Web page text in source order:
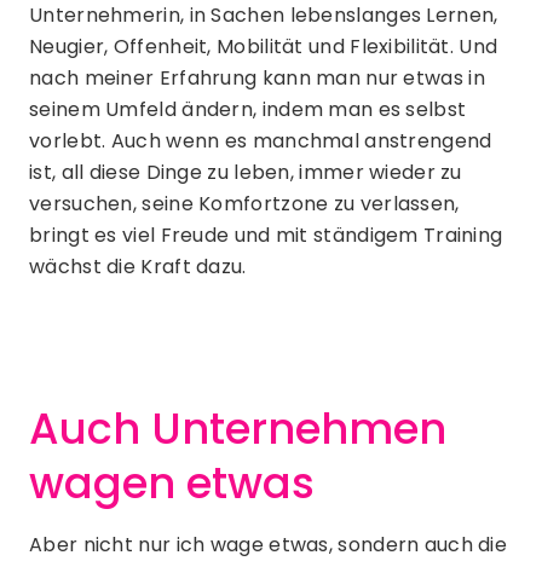
Unternehmerin, in Sachen lebenslanges Lernen,
Neugier, Offenheit, Mobilität und Flexibilität. Und
nach meiner Erfahrung kann man nur etwas in
seinem Umfeld ändern, indem man es selbst
vorlebt. Auch wenn es manchmal anstrengend
ist, all diese Dinge zu leben, immer wieder zu
versuchen, seine Komfortzone zu verlassen,
bringt es viel Freude und mit ständigem Training
wächst die Kraft dazu.
Auch Unternehmen
wagen etwas
Aber nicht nur ich wage etwas, sondern auch die